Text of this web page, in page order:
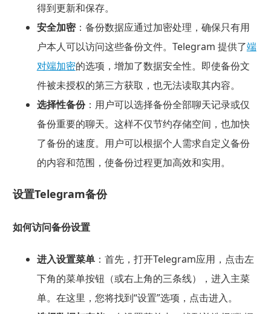
得到更新和保存。
安全加密：备份数据应通过加密处理，确保只有用
户本人可以访问这些备份文件。Telegram 提供了端
对端加密的选项，增加了数据安全性。即使备份文
件被未授权的第三方获取，也无法读取其内容。
选择性备份：用户可以选择备份全部聊天记录或仅
备份重要的聊天。这样不仅节约存储空间，也加快
了备份的速度。用户可以根据个人需求自定义备份
的内容和范围，使备份过程更加高效和实用。
设置Telegram备份
如何访问备份设置
进入设置菜单：首先，打开Telegram应用，点击左
下角的菜单按钮（或右上角的三条线），进入主菜
单。在这里，您将找到“设置”选项，点击进入。